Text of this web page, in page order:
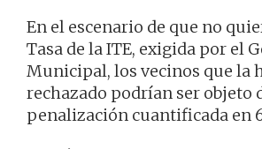
En el escenario de que no
Tasa de la ITE, exigida por el
Municipal, los vecinos que la
rechazado podrían ser objeto
penalización cuantificada en